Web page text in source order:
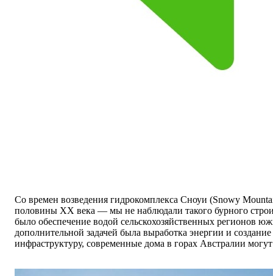
Со времен возведения гидрокомплекса Сноуи (Snowy
половины ХХ века — мы не наблюдали такого бурного
было обеспечение водой сельскохозяйственных регионов
дополнительной задачей была выработка энергии и
инфраструктуру, современные дома в горах Австралии